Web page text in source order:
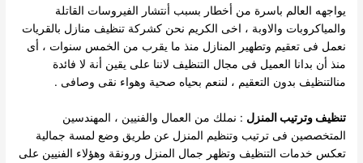
يواجهه العالم باسرة من أخطار بسبب أنتشار الفيروسات القاتلة
والمياكروبات والاوبة ، اخى الكريم نحن كشركة تنظيف منازل بالقريات
نعمل فى تعقيم وتطهير المنازل منذ ما يقرب من الخمس سنوات ، أى
منذ أن بدانا العميل فى مجال التنظيف لاننا على يقين أنة لا فائدة
منالتنظيف بدون التعقيم ، لننعم بحياه صحية وهواء نقى وصافى .
تنظيف وترتيب المنزل : نملك من العمال والفنيين ، المهندسين
المتخصصين فى ترتيب وتنظيم المنزل عن طريق وضع لمسة جمالية
تعكس خدمات التنظيف وتظهر جمال المنزل ورونقة وهؤلاء الفنيين على